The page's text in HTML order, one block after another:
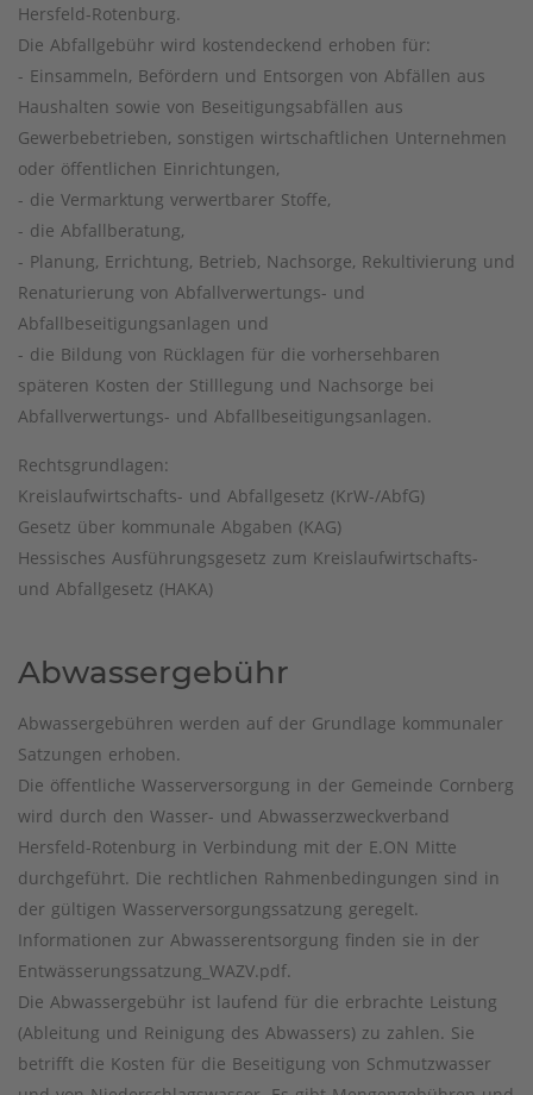
Hersfeld-Rotenburg.
Die Abfallgebühr wird kostendeckend erhoben für:
- Einsammeln, Befördern und Entsorgen von Abfällen aus
Haushalten sowie von Beseitigungsabfällen aus
Gewerbebetrieben, sonstigen wirtschaftlichen Unternehmen
oder öffentlichen Einrichtungen,
- die Vermarktung verwertbarer Stoffe,
- die Abfallberatung,
- Planung, Errichtung, Betrieb, Nachsorge, Rekultivierung und
Renaturierung von Abfallverwertungs- und
Abfallbeseitigungsanlagen und
- die Bildung von Rücklagen für die vorhersehbaren
späteren Kosten der Stilllegung und Nachsorge bei
Abfallverwertungs- und Abfallbeseitigungsanlagen.
Rechtsgrundlagen:
Kreislaufwirtschafts- und Abfallgesetz (KrW-/AbfG)
Gesetz über kommunale Abgaben (KAG)
Hessisches Ausführungsgesetz zum Kreislaufwirtschafts-
und Abfallgesetz (HAKA)
Abwassergebühr
Abwassergebühren werden auf der Grundlage kommunaler
Satzungen erhoben.
Die öffentliche Wasserversorgung in der Gemeinde Cornberg
wird durch den Wasser- und Abwasserzweckverband
Hersfeld-Rotenburg in Verbindung mit der E.ON Mitte
durchgeführt. Die rechtlichen Rahmenbedingungen sind in
der gültigen Wasserversorgungssatzung geregelt.
Informationen zur Abwasserentsorgung finden sie in der
Entwässerungssatzung_WAZV.pdf.
Die Abwassergebühr ist laufend für die erbrachte Leistung
(Ableitung und Reinigung des Abwassers) zu zahlen. Sie
betrifft die Kosten für die Beseitigung von Schmutzwasser